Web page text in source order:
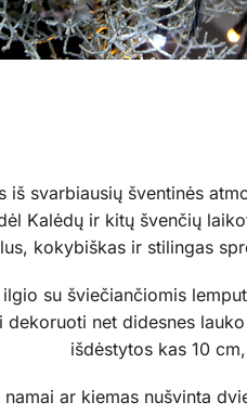
iš svarbiausių šventinės
Kalėdų ir kitų švenčių
kokybiškas ir stilingas
su šviečiančiomis
net didesnes
išdėstytos kas 10
ar kiemas nušvinta